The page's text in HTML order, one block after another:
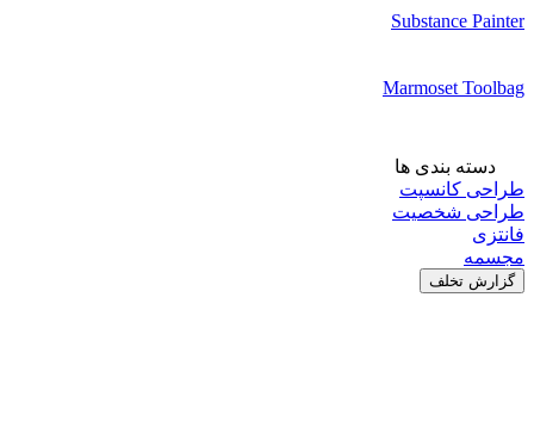
Substance Painter
Marmoset Toolbag
دسته بندی ها
طراحی کانسپت
طراحی شخصیت
فانتزی
مجسمه
گزارش تخلف